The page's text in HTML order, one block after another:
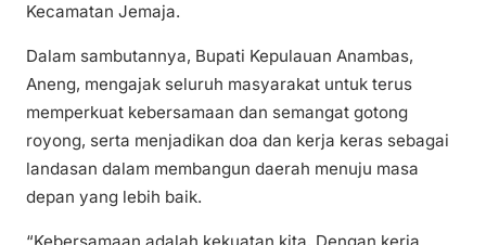
Kecamatan Jemaja.
Dalam sambutannya, Bupati Kepulauan Anambas,
Aneng, mengajak seluruh masyarakat untuk terus
memperkuat kebersamaan dan semangat gotong
royong, serta menjadikan doa dan kerja keras sebagai
landasan dalam membangun daerah menuju masa
depan yang lebih baik.